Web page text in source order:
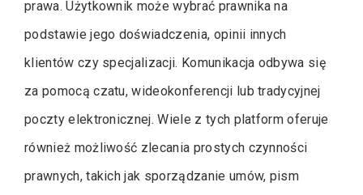
prawa. Użytkownik może wybrać prawnika na
podstawie jego doświadczenia, opinii innych
klientów czy specjalizacji. Komunikacja odbywa się
za pomocą czatu, wideokonferencji lub tradycyjnej
poczty elektronicznej. Wiele z tych platform oferuje
również możliwość zlecania prostych czynności
prawnych, takich jak sporządzanie umów, pism